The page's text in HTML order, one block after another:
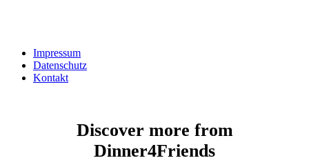
Impressum
Datenschutz
Kontakt
Discover more from
Dinner4Friends